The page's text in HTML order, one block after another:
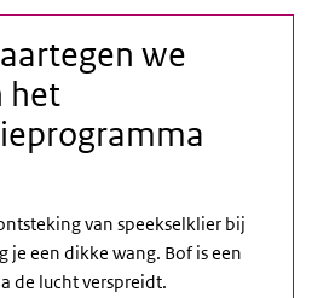
we
het
van speekselklier bij
je een dikke wang. Bof is een
de lucht verspreidt.